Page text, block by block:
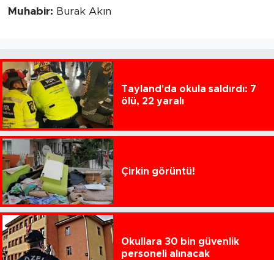
Muhabir: Burak Akın
Tayland'da okula saldırdı: 7
ölü, 22 yaralı
Çirkin görüntü!
Okullara 30 bin güvenlik
personeli alınacak